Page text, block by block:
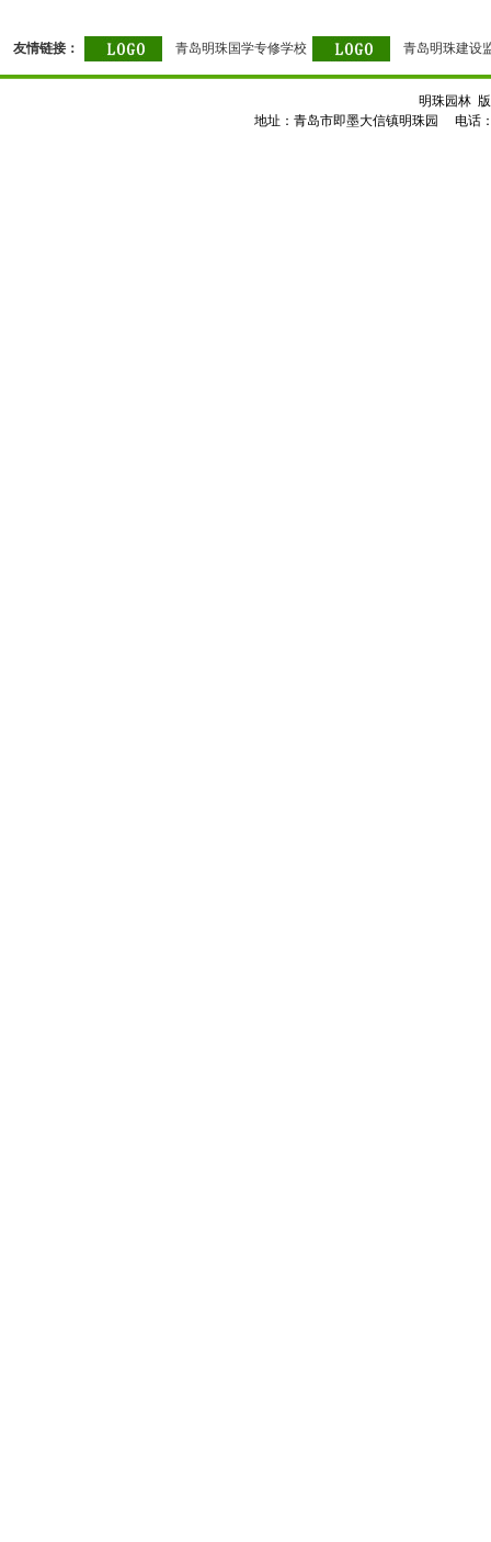
友情链接： 青岛明珠国学专修学校 青岛明珠建设
明珠园林
地址：青岛市即墨大信镇明珠园 电